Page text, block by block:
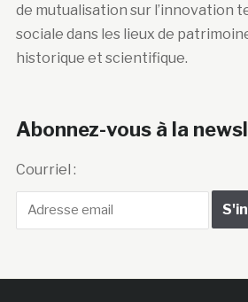
de mutualisation sur l’innovation
sociale dans les lieux de
historique et scientifique.
Abonnez-vous à la
Courriel :